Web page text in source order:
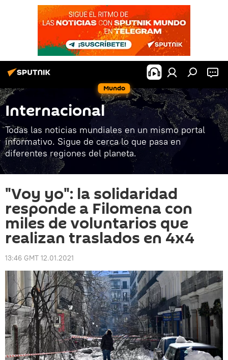
Mundo
Internacional
Todas las noticias mundiales en un mismo portal
informativo. Sigue de cerca lo que pasa en
diferentes regiones del planeta.
"Voy yo": la solidaridad
responde a Filomena con
miles de voluntarios que
realizan traslados en 4x4
13:46 GMT 12.01.2021